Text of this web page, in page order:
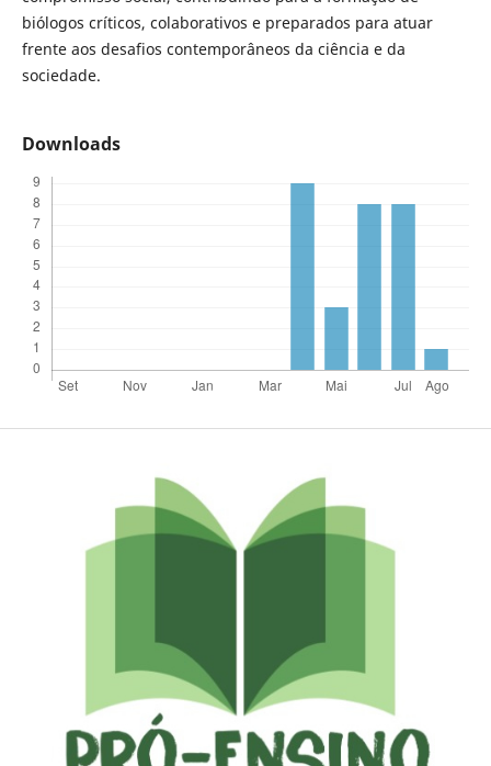
biólogos críticos, colaborativos e preparados para atuar
frente aos desafios contemporâneos da ciência e da
sociedade.
Downloads